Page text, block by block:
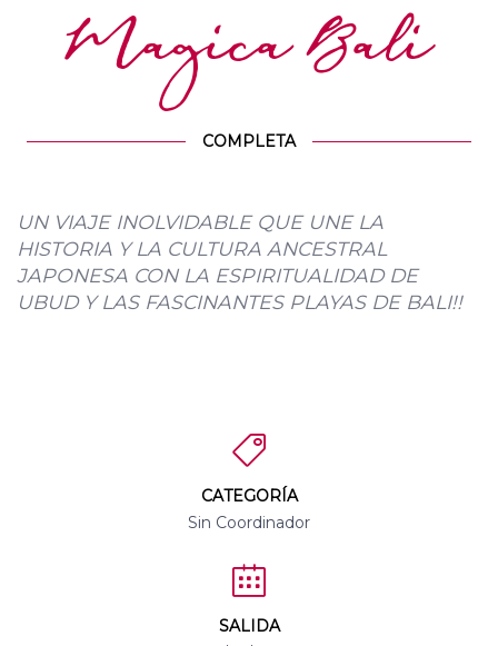
Magica Bali
COMPLETA
UN VIAJE INOLVIDABLE QUE UNE LA
HISTORIA Y LA CULTURA ANCESTRAL
JAPONESA CON LA ESPIRITUALIDAD DE
UBUD Y LAS FASCINANTES PLAYAS DE BALI!!
CATEGORÍA
Sin Coordinador
SALIDA